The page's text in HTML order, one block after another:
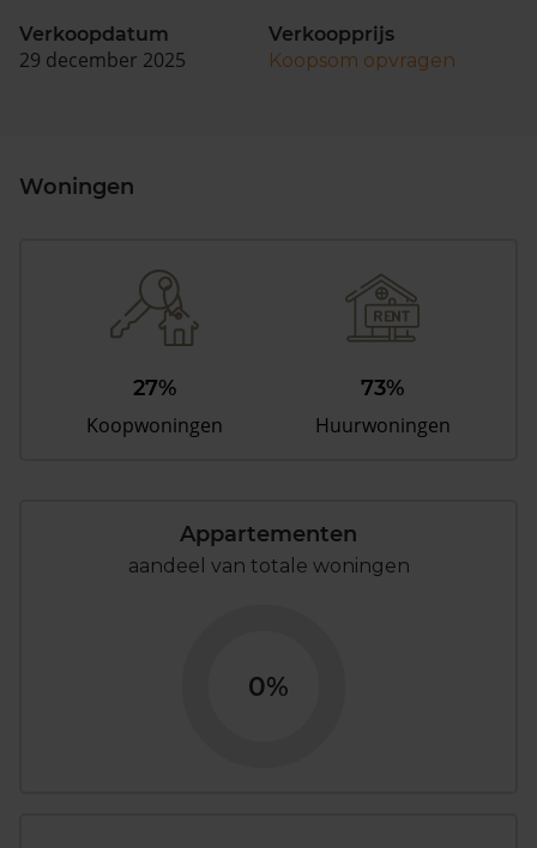
Verkoopdatum
29 december 2025
Verkoopprijs
Koopsom opvragen
Woningen
27%
Koopwoningen
73%
Huurwoningen
Appartementen
aandeel van totale woningen
0%